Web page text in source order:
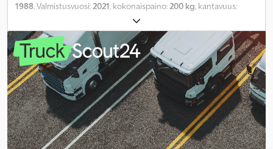
1988, Valmistusvuosi:2021, kokonaispaino:200 kg, kantavuus:
, tuotteen leveys (max):
työskentelyalue:670 mm,